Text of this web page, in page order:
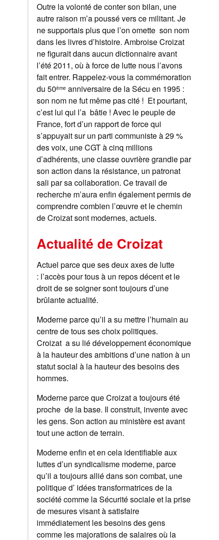
Outre la volonté de conter son bilan, une
autre raison m’a poussé vers ce militant. Je
ne supportais plus que l’on omette son nom
dans les livres d’histoire. Ambroise Croizat
ne figurait dans aucun dictionnaire avant
l’été 2011, où à force de lutte nous l’avons
fait entrer. Rappelez-vous la commémoration
du 50ème anniversaire de la Sécu en 1995 :
son nom ne fut même pas cité ! Et pourtant,
c’est lui qui l’a bâtie ! Avec le peuple de
France, fort d’un rapport de force qui
s’appuyait sur un parti communiste à 29 %
des voix, une CGT à cinq millions
d’adhérents, une classe ouvrière grandie par
son action dans la résistance, un patronat
sali par sa collaboration. Ce travail de
recherche m’aura enfin également permis de
comprendre combien l’œuvre et le chemin
de Croizat sont modernes, actuels.
Actualité de Croizat
Actuel parce que ses deux axes de lutte
: l’accès pour tous à un repos décent et le
droit de se soigner sont toujours d’une
brûlante actualité.
Moderne parce qu’il a su mettre l’humain au
centre de tous ses choix politiques.
Croizat a su lié développement économique
à la hauteur des ambitions d’une nation à un
statut social à la hauteur des besoins des
hommes.
Moderne parce que Croizat a toujours été
proche de la base. Il construit, invente avec
les gens. Son action au ministère est avant
tout une action de terrain.
Moderne enfin et en cela identifiable aux
luttes d’un syndicalisme moderne, parce
qu’il a toujours allié dans son combat, une
politique d’ idées transformatrices de la
société comme la Sécurité sociale et la prise
de mesures visant à satisfaire
immédiatement les besoins des gens
comme les majorations de salaires où la